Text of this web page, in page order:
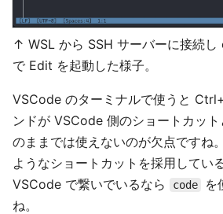
↑ WSL から SSH サーバーに接続
で Edit を起動した様子。
VSCode のターミナルで使うと
ンドが VSCode 側のショートカッ
のままでは使えないのが欠点ですね
ようなショートカットを採用してい
VSCode で繋いでいるなら
code
を
ね。